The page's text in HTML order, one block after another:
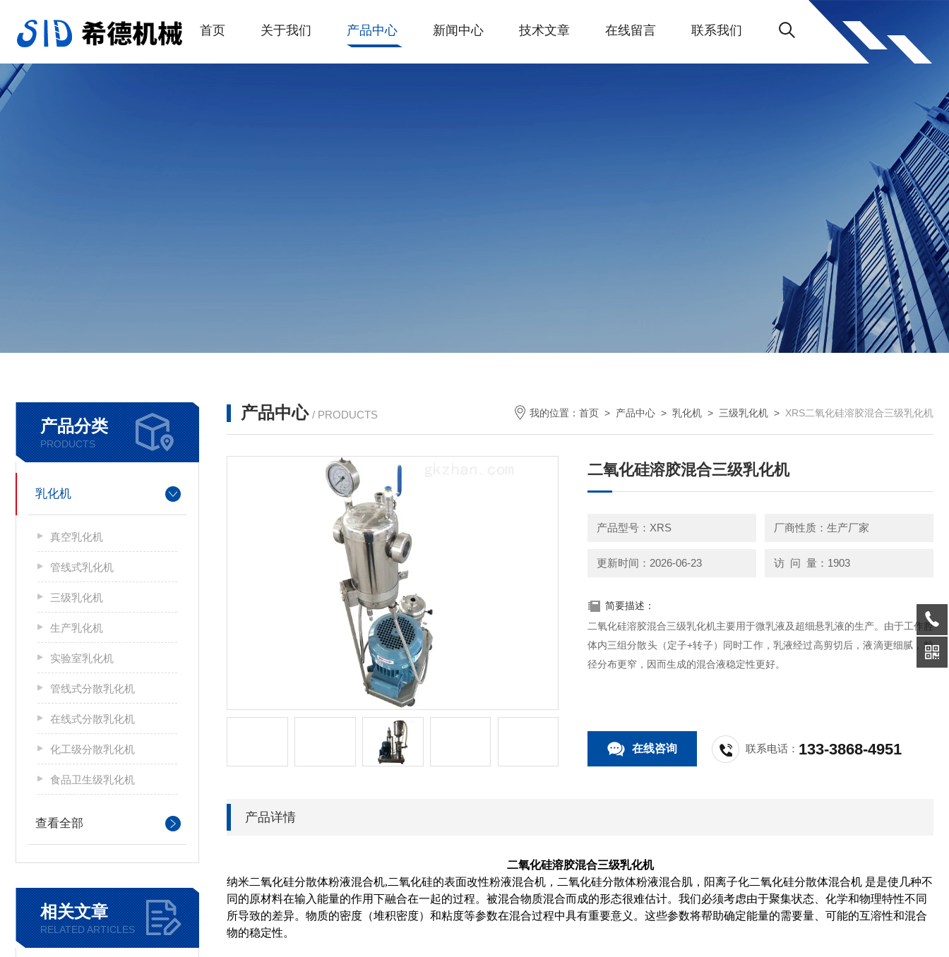
首页 关于我们 产品中心 新闻中心 技术文章 在线留言 联系我们
产品分类
PRODUCTS
乳化机
真空乳化机
管线式乳化机
三级乳化机
生产乳化机
实验室乳化机
管线式分散乳化机
在线式分散乳化机
化工级分散乳化机
食品卫生级乳化机
查看全部
相关文章
RELATED ARTICLES
产品中心 / PRODUCTS 我的位置： 首页 > 产品中心 > 乳化机 > 三级乳化机 > XRS二氧化硅溶胶混合三级乳化机
二氧化硅溶胶混合三级乳化机
产品型号：XRS 厂商性质：生产厂家
更新时间：2026-06-23 访 问 量：1903
简要描述：
二氧化硅溶胶混合三级乳化机主要用于微乳液及超细悬乳液的生产。由于工作腔
体内三组分散头（定子+转子）同时工作，乳液经过高剪切后，液滴更细腻，粒
径分布更窄，因而生成的混合液稳定性更好。
在线咨询 联系电话： 133-3868-4951
产品详情
二氧化硅溶胶混合三级乳化机
纳米二氧化硅分散体粉液混合机,二氧化硅的表面改性粉液混合机，二氧化硅分散体粉液混合肌，阳离子化二氧化硅分散体混合机 是是使几种不
同的原材料在输入能量的作用下融合在一起的过程。被混合物质混合而成的形态很难估计。我们必须考虑由于聚集状态、化学和物理特性不同
所导致的差异。物质的密度（堆积密度）和粘度等参数在混合过程中具有重要意义。这些参数将帮助确定能量的需要量、可能的互溶性和混合
物的稳定性。